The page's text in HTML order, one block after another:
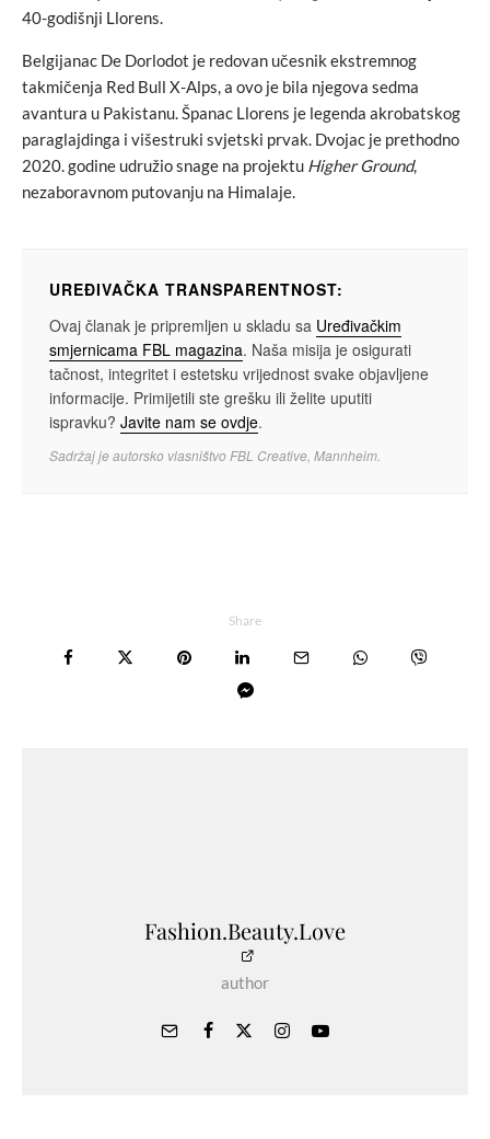
40-godišnji Llorens.
Belgijanac De Dorlodot je redovan učesnik ekstremnog
takmičenja Red Bull X-Alps, a ovo je bila njegova sedma
avantura u Pakistanu. Španac Llorens je legenda akrobatskog
paraglajdinga i višestruki svjetski prvak. Dvojac je prethodno
2020. godine udružio snage na projektu Higher Ground,
nezaboravnom putovanju na Himalaje.
UREĐIVAČKA TRANSPARENTNOST:
Ovaj članak je pripremljen u skladu sa Uređivačkim
smjernicama FBL magazina. Naša misija je osigurati
tačnost, integritet i estetsku vrijednost svake objavljene
informacije. Primijetili ste grešku ili želite uputiti
ispravku? Javite nam se ovdje.
Sadržaj je autorsko vlasništvo FBL Creative, Mannheim.
Share
Fashion.Beauty.Love
author